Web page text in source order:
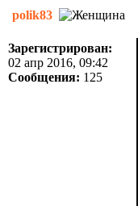
polik83
Зарегистрирован:
02 апр 2016, 09:42
Сообщения: 125